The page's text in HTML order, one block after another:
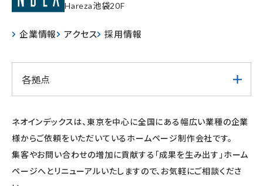
Hareza池袋20F
企業情報 アクセス 採用情報
各拠点
ネオインデックスは、東京を中心に全国にある幅広い業種の企業
様からご依頼をいただいているホームページ制作会社です。
集客やお問い合わせの増加に貢献する「成果を生み出す」ホーム
ページへとリニューアルいたしますので、お気軽にご相談くださ